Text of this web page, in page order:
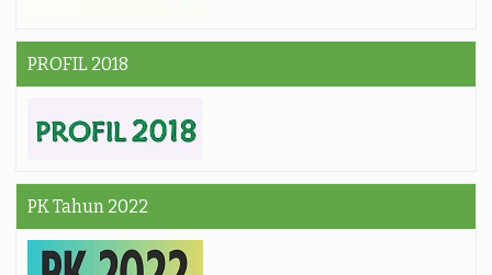
PROFIL 2018
PK Tahun 2022